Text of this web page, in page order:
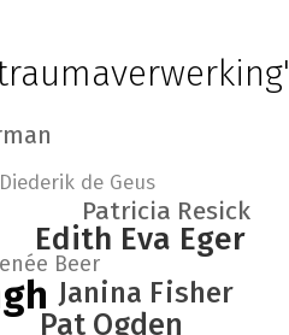
Edith Eva Eger
Pat Ogden
Janina Fisher
Patricia Resick
Beer
Diederik de Geus